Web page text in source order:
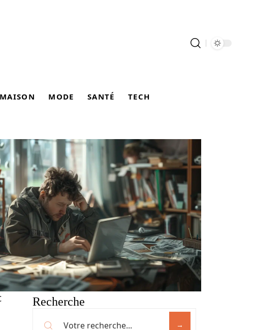
MAISON MODE SANTÉ TECH
Recherche